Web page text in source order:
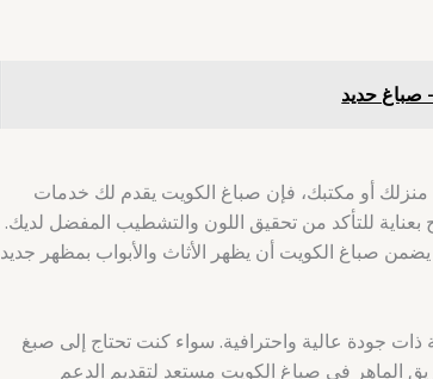
منزلك أو مكتبك، فإن صباغ الكويت يقدم لك خدمات
بعناية للتأكد من تحقيق اللون والتشطيب المفضل لديك.
يضمن صباغ الكويت أن يظهر الأثاث والأبواب بمظهر جديد
جودة عالية واحترافية. سواء كنت تحتاج إلى صبغ
الماهر في صباغ الكويت مستعد لتقديم الدعم